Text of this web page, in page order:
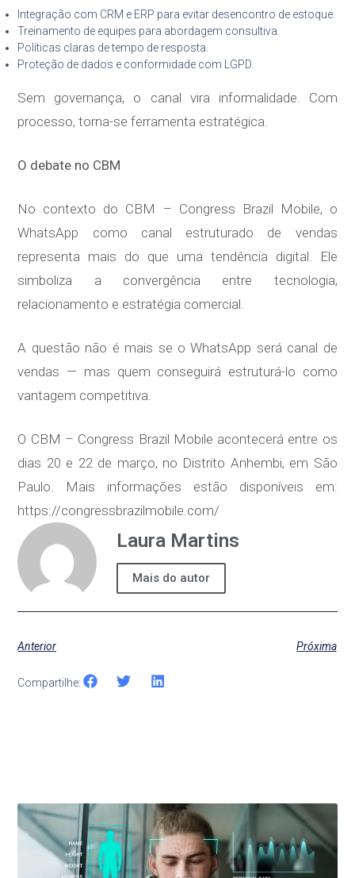
Integração com CRM e ERP para evitar desencontro de estoque.
Treinamento de equipes para abordagem consultiva.
Políticas claras de tempo de resposta.
Proteção de dados e conformidade com LGPD.
Sem governança, o canal vira informalidade. Com
processo, torna-se ferramenta estratégica.
O debate no CBM
No contexto do CBM – Congress Brazil Mobile, o
WhatsApp como canal estruturado de vendas
representa mais do que uma tendência digital. Ele
simboliza a convergência entre tecnologia,
relacionamento e estratégia comercial.
A questão não é mais se o WhatsApp será canal de
vendas — mas quem conseguirá estruturá-lo como
vantagem competitiva.
O CBM – Congress Brazil Mobile acontecerá entre os
dias 20 e 22 de março, no Distrito Anhembi, em São
Paulo. Mais informações estão disponíveis em:
https://congressbrazilmobile.com/
Laura Martins
Mais do autor
Anterior Próxima
Compartilhe:
Últimas Notícias